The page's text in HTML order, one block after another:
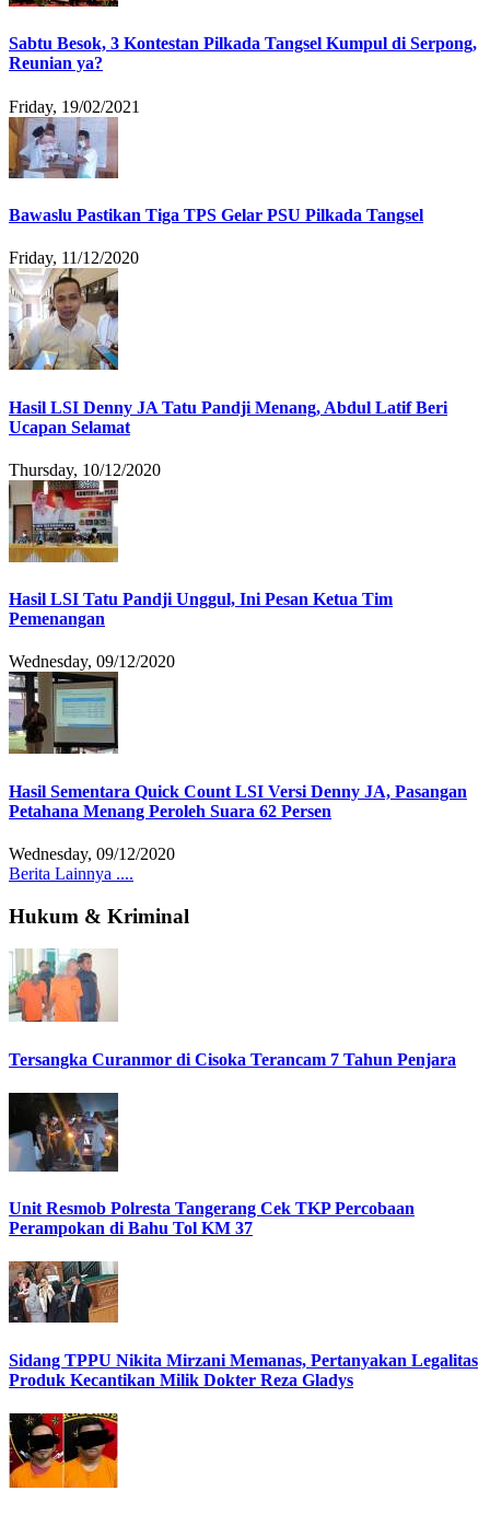
Sabtu Besok, 3 Kontestan Pilkada Tangsel Kumpul di Serpong,
Reunian ya?
Friday, 19/02/2021
Bawaslu Pastikan Tiga TPS Gelar PSU Pilkada Tangsel
Friday, 11/12/2020
Hasil LSI Denny JA Tatu Pandji Menang, Abdul Latif Beri
Ucapan Selamat
Thursday, 10/12/2020
Hasil LSI Tatu Pandji Unggul, Ini Pesan Ketua Tim
Pemenangan
Wednesday, 09/12/2020
Hasil Sementara Quick Count LSI Versi Denny JA, Pasangan
Petahana Menang Peroleh Suara 62 Persen
Wednesday, 09/12/2020
Berita Lainnya ....
Hukum & Kriminal
Tersangka Curanmor di Cisoka Terancam 7 Tahun Penjara
Unit Resmob Polresta Tangerang Cek TKP Percobaan
Perampokan di Bahu Tol KM 37
Sidang TPPU Nikita Mirzani Memanas, Pertanyakan Legalitas
Produk Kecantikan Milik Dokter Reza Gladys